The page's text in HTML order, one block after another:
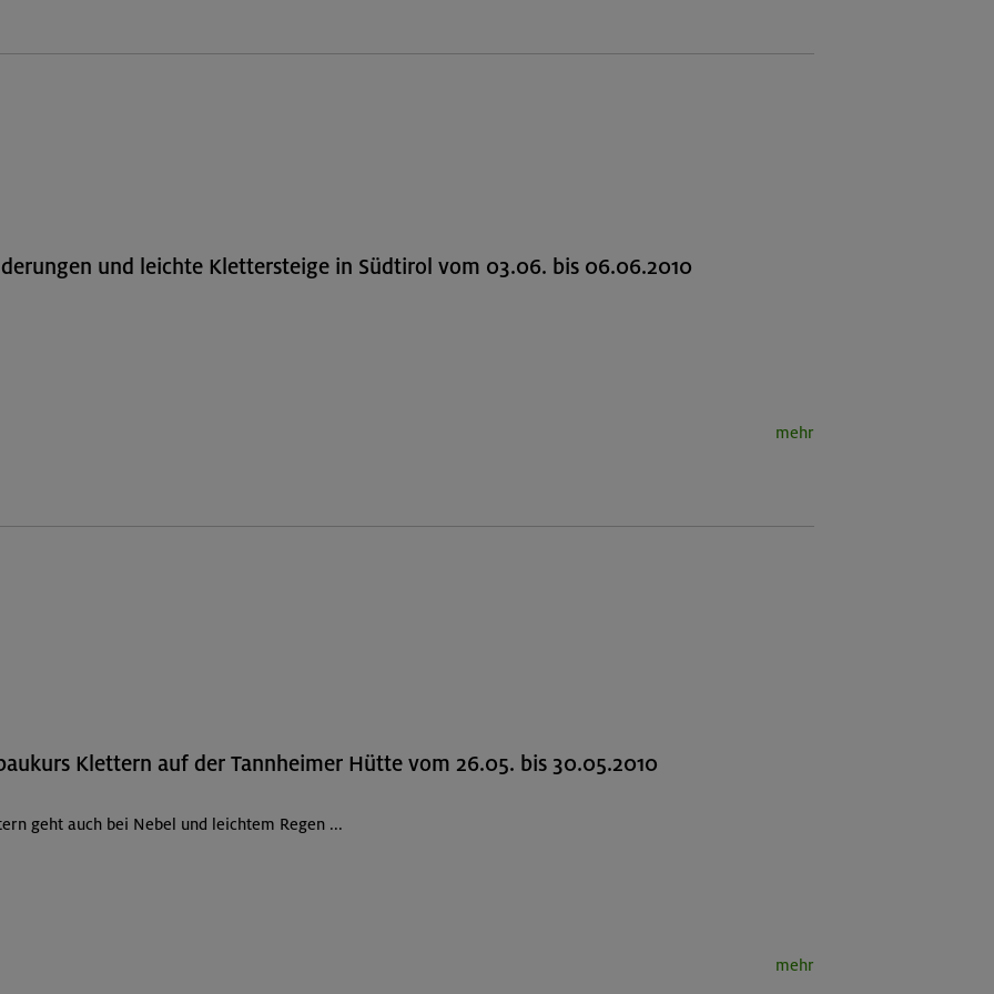
und leichte Klettersteige in Südtirol vom 03.06. bis 06.06.2010
mehr
Klettern auf der Tannheimer Hütte vom 26.05. bis 30.05.2010
geht auch bei Nebel und leichtem Regen ...
mehr